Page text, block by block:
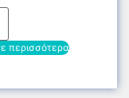
περισσότερα